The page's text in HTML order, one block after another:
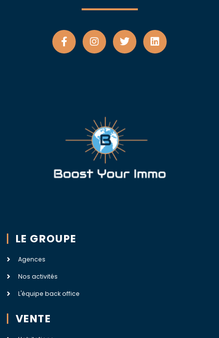
LE GROUPE
Agences
Nos activités
L'équipe back office
VENTE